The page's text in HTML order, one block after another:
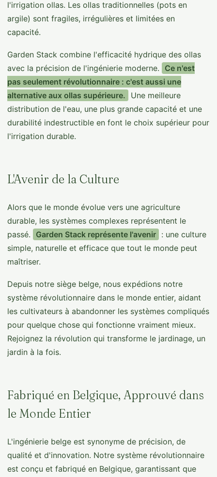
l'irrigation ollas. Les ollas traditionnelles (pots en
argile) sont fragiles, irrégulières et limitées en
capacité.
Garden Stack combine l'efficacité hydrique des ollas
avec la précision de l'ingénierie moderne.
Ce n'est
pas seulement révolutionnaire : c'est aussi une
alternative aux ollas supérieure.
Une meilleure
distribution de l'eau, une plus grande capacité et une
durabilité indestructible en font le choix supérieur pour
l'irrigation durable.
L'Avenir de la Culture
Alors que le monde évolue vers une agriculture
durable, les systèmes complexes représentent le
passé.
Garden Stack représente l'avenir : une culture
simple, naturelle et efficace que tout le monde peut
maîtriser.
Depuis notre siège belge, nous expédions notre
système révolutionnaire dans le monde entier, aidant
les cultivateurs à abandonner les systèmes compliqués
pour quelque chose qui fonctionne vraiment mieux.
Rejoignez la révolution qui transforme le jardinage, un
jardin à la fois.
Fabriqué en Belgique, Approuvé dans
le Monde Entier
L'ingénierie belge est synonyme de précision, de
qualité et d'innovation. Notre système révolutionnaire
est conçu et fabriqué en Belgique, garantissant que